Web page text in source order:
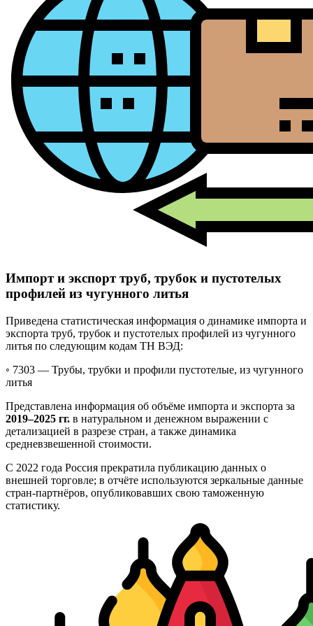
Импорт и экспорт труб, трубок и пустотелых
профилей из чугунного литья
Приведена статистическая информация о динамике импорта и
экспорта труб, трубок и пустотелых профилей из чугунного
литья по следующим кодам ТН ВЭД:
◦ 7303 — Трубы, трубки и профили пустотелые, из чугунного
литья
Представлена информация об объёме импорта и экспорта за
2019–2025 гг. в натуральном и денежном выражении с
детализацией в разрезе стран, а также динамика
средневзвешенной стоимости.
С 2022 года Россия прекратила публикацию данных о
внешней торговле; в отчёте используются зеркальные данные
стран-партнёров, опубликовавших свою таможенную
статистику.